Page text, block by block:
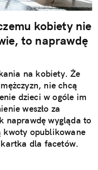
kobiety nie
to naprawdę
na kobiety. Że
nie chcą
dzieci w ogóle im
weszło za
naprawdę wygląda to
kwoty opublikowane
dla facetów.